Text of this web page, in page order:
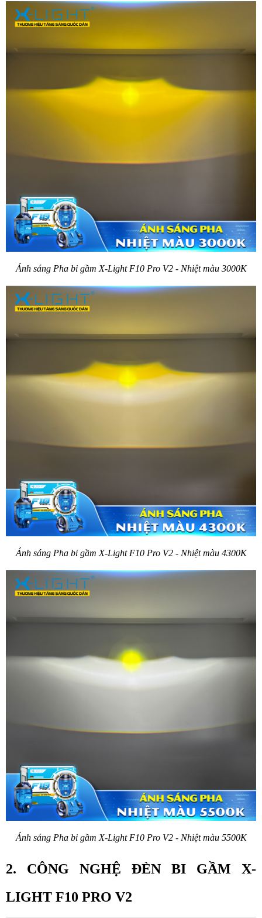
Ánh sáng Pha bi gầm X-Light F10 Pro V2 - Nhiệt màu 3000K
Ánh sáng Pha bi gầm X-Light F10 Pro V2 - Nhiệt màu 4300K
Ánh sáng Pha bi gầm X-Light F10 Pro V2 - Nhiệt màu 5500K
2. CÔNG NGHỆ ĐÈN BI GẦM X-
LIGHT F10 PRO V2